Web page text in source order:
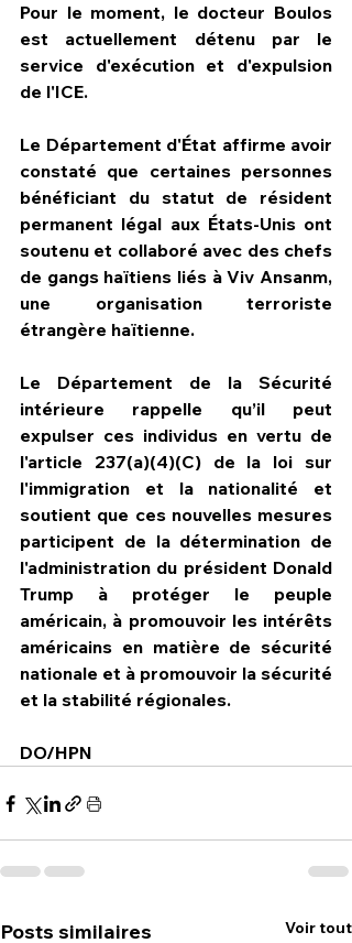
Pour le moment, le docteur Boulos
est actuellement détenu par le
service d'exécution et d'expulsion
de l'ICE.
Le Département d'État affirme avoir
constaté que certaines personnes
bénéficiant du statut de résident
permanent légal aux États-Unis ont
soutenu et collaboré avec des chefs
de gangs haïtiens liés à Viv Ansanm,
une organisation terroriste
étrangère haïtienne.
Le Département de la Sécurité
intérieure rappelle qu’il peut
expulser ces individus en vertu de
l'article 237(a)(4)(C) de la loi sur
l'immigration et la nationalité et
soutient que ces nouvelles mesures
participent de la détermination de
l'administration du président Donald
Trump à protéger le peuple
américain, à promouvoir les intérêts
américains en matière de sécurité
nationale et à promouvoir la sécurité
et la stabilité régionales.
DO/HPN
Posts similaires Voir tout